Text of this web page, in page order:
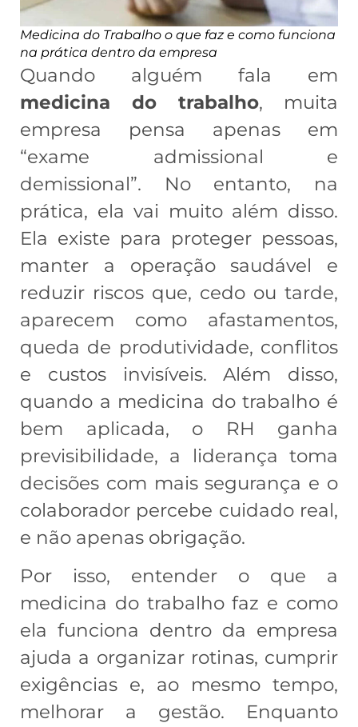
Medicina do Trabalho o que faz e como funciona
na prática dentro da empresa
Quando alguém fala em
medicina do trabalho, muita
empresa pensa apenas em
“exame admissional e
demissional”. No entanto, na
prática, ela vai muito além disso.
Ela existe para proteger pessoas,
manter a operação saudável e
reduzir riscos que, cedo ou tarde,
aparecem como afastamentos,
queda de produtividade, conflitos
e custos invisíveis. Além disso,
quando a medicina do trabalho é
bem aplicada, o RH ganha
previsibilidade, a liderança toma
decisões com mais segurança e o
colaborador percebe cuidado real,
e não apenas obrigação.
Por isso, entender o que a
medicina do trabalho faz e como
ela funciona dentro da empresa
ajuda a organizar rotinas, cumprir
exigências e, ao mesmo tempo,
melhorar a gestão. Enquanto